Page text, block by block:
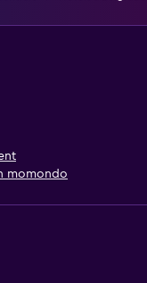
momondo